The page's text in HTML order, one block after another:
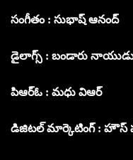
సంగీతం : సుభాష్ ఆనంద్
డైలాగ్స్ : బండారు
పిఆర్ఓ : మధు విఆర్
డిజిటల్ మార్కెటింగ్ : హౌస్